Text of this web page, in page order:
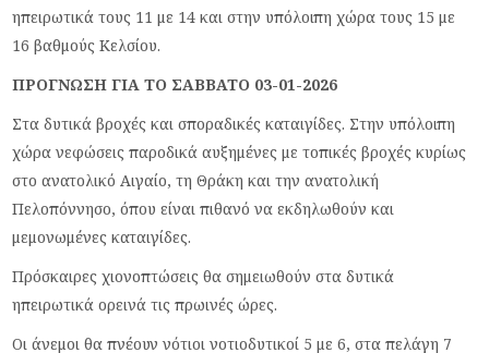
ηπειρωτικά τους 11 με 14 και στην υπόλοιπη χώρα τους 15 με
16 βαθμούς Κελσίου.
ΠΡΟΓΝΩΣΗ ΓΙΑ ΤΟ ΣΑΒΒΑΤΟ 03-01-2026
Στα δυτικά βροχές και σποραδικές καταιγίδες. Στην υπόλοιπη
χώρα νεφώσεις παροδικά αυξημένες με τοπικές βροχές κυρίως
στο ανατολικό Αιγαίο, τη Θράκη και την ανατολική
Πελοπόννησο, όπου είναι πιθανό να εκδηλωθούν και
μεμονωμένες καταιγίδες.
Πρόσκαιρες χιονοπτώσεις θα σημειωθούν στα δυτικά
ηπειρωτικά ορεινά τις πρωινές ώρες.
Οι άνεμοι θα πνέουν νότιοι νοτιοδυτικοί 5 με 6, στα πελάγη 7